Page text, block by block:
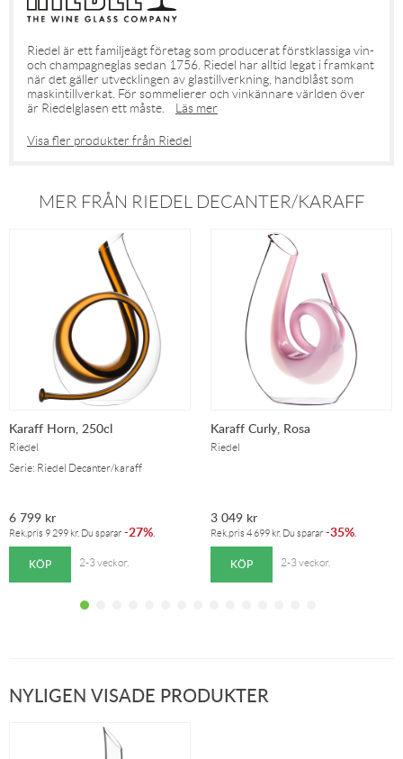
Riedel är ett familjeägt företag som producerat förstklassiga vin-
och champagneglas sedan 1756. Riedel har alltid legat i framkant
när det gäller utvecklingen av glastillverkning, handblåst som
maskintillverkat. För sommelierer och vinkännare världen över
är Riedelglasen ett måste. Läs mer
Visa fler produkter från Riedel
MER FRÅN RIEDEL DECANTER/KARAFF
Karaff Horn, 250cl
Riedel
Serie: Riedel Decanter/karaff
6 799 kr
Rek.pris 9 299 kr. Du sparar -27%
KÖP 2-3 veckor.
Karaff Curly, Rosa
Riedel
3 049 kr
Rek.pris 4 699 kr. Du sparar -35%
KÖP 2-3 veckor.
NYLIGEN VISADE PRODUKTER